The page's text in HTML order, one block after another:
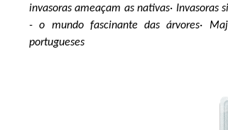
invasoras ameaçam as nativas· Invasoras
- o mundo fascinante das árvores·
portugueses